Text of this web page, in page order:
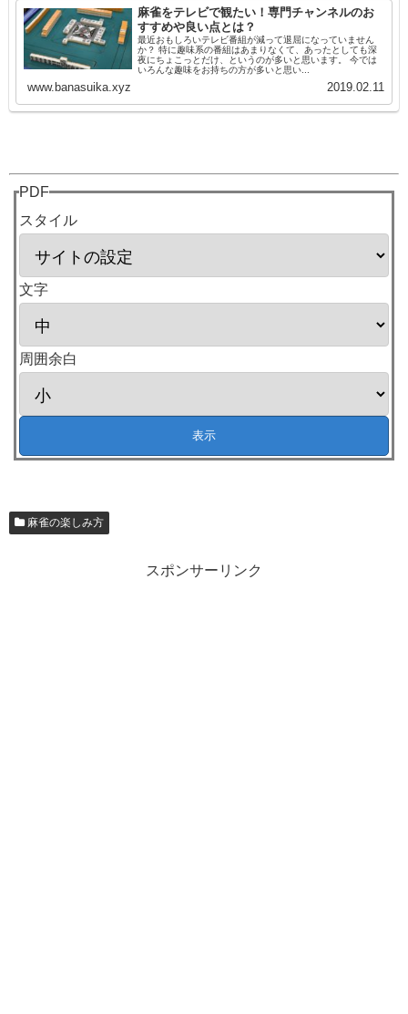
麻雀をテレビで観たい！専門チャンネルのお
すすめや良い点とは？
最近おもしろいテレビ番組が減って退屈になっていません
か？ 特に趣味系の番組はあまりなくて、あったとしても深
夜にちょこっとだけ、というのが多いと思います。 今では
いろんな趣味をお持ちの方が多いと思い...
www.banasuika.xyz 2019.02.11
PDF
スタイル
文字
周囲余白
麻雀の楽しみ方
スポンサーリンク